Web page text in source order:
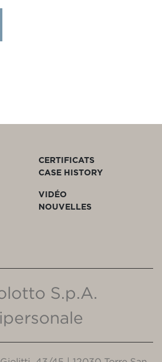
CERTIFICATS
CASE HISTORY
VIDÉO
NOUVELLES
S.p.A.